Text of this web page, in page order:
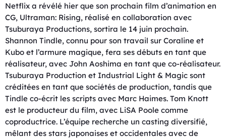
Netflix a révélé hier que son prochain film d’animation en
CG, Ultraman: Rising, réalisé en collaboration avec
Tsuburaya Productions, sortira le 14 juin prochain.
Shannon Tindle, connu pour son travail sur Coraline et
Kubo et l’armure magique, fera ses débuts en tant que
réalisateur, avec John Aoshima en tant que co-réalisateur.
Tsuburaya Production et Industrial Light & Magic sont
créditées en tant que sociétés de production, tandis que
Tindle co-écrit les scripts avec Marc Haimes. Tom Knott
est le producteur du film, avec LiSA Poole comme
coproductrice. L’équipe recherche un casting diversifié,
mêlant des stars japonaises et occidentales avec de